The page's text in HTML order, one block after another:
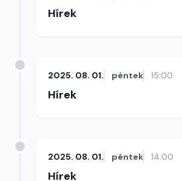
Hírek
2025. 08. 01. péntek 15:00
Hírek
2025. 08. 01. péntek 14:00
Hírek